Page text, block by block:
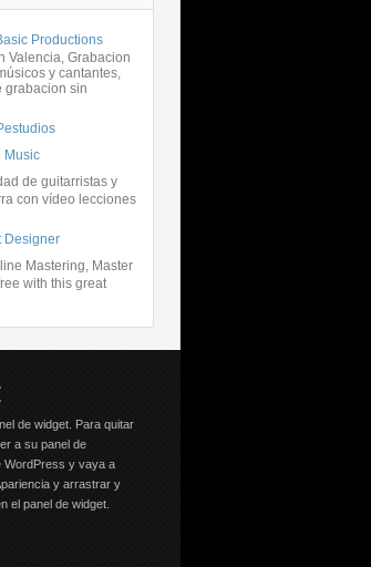
Productions
Valencia, Grabacion
y cantantes,
grabacion sin
Music
de guitarristas y
con vídeo lecciones
Designer
Mastering, Master
with this great
de widget. Para quitar
a su panel de
WordPress y vaya a
y arrastrar y
el panel de widget.